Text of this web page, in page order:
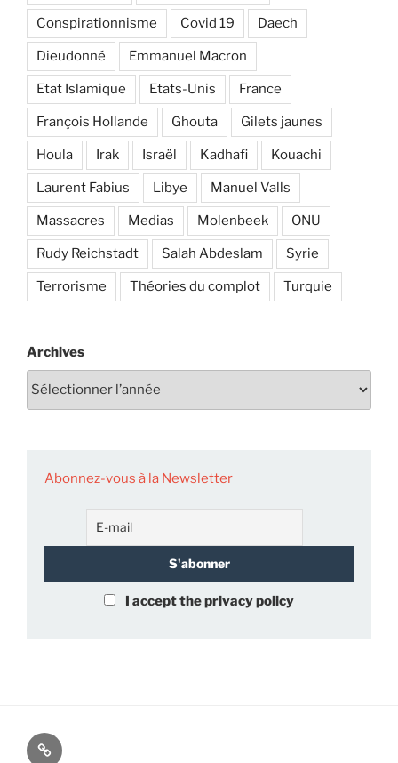
Conspirationnisme Covid 19 Daech
Dieudonné Emmanuel Macron
Etat Islamique Etats-Unis France
François Hollande Ghouta Gilets jaunes
Houla Irak Israël Kadhafi Kouachi
Laurent Fabius Libye Manuel Valls
Massacres Medias Molenbeek ONU
Rudy Reichstadt Salah Abdeslam Syrie
Terrorisme Théories du complot Turquie
Archives
Abonnez-vous à la Newsletter
I accept the privacy policy
À